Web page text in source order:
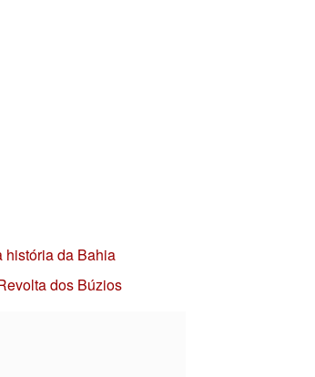
história da Bahia
dos Búzios